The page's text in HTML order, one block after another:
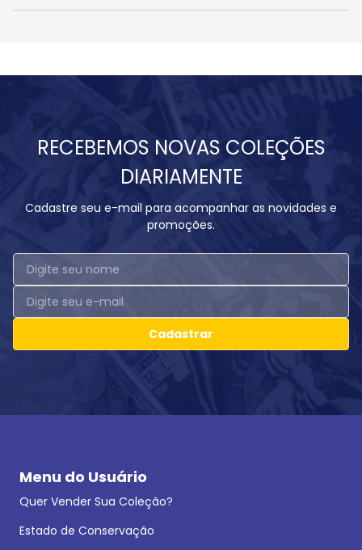
RECEBEMOS NOVAS COLEÇÕES
DIARIAMENTE
Cadastre seu e-mail para acompanhar as novidades e
promoções.
Cadastrar
Menu do Usuário
Quer Vender Sua Coleção?
Estado de Conservação